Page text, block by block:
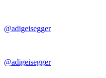
@adigeisegger
@adigeisegger